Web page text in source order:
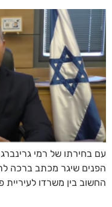
עם בחירתו של רמי
הפנים שיגר מכתב ברכה
החשוב בין משרדו לעיריית